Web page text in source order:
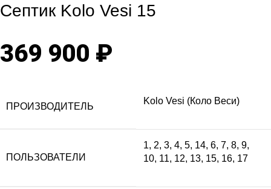
Септик Kolo Vesi 15
369 900 ₽
ПРОИЗВОДИТЕЛЬ
Kolo Vesi (Коло Веси)
ПОЛЬЗОВАТЕЛИ
1, 2, 3, 4, 5, 14, 6, 7, 8, 9,
10, 11, 12, 13, 15, 16, 17